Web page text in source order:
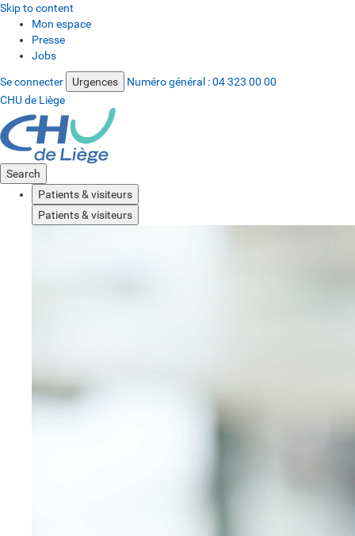
Skip to content
Mon espace
Presse
Jobs
Se connecter Urgences Numéro général :04 323 00 00
CHU de Liège
Search
Patients & visiteurs
Patients & visiteurs